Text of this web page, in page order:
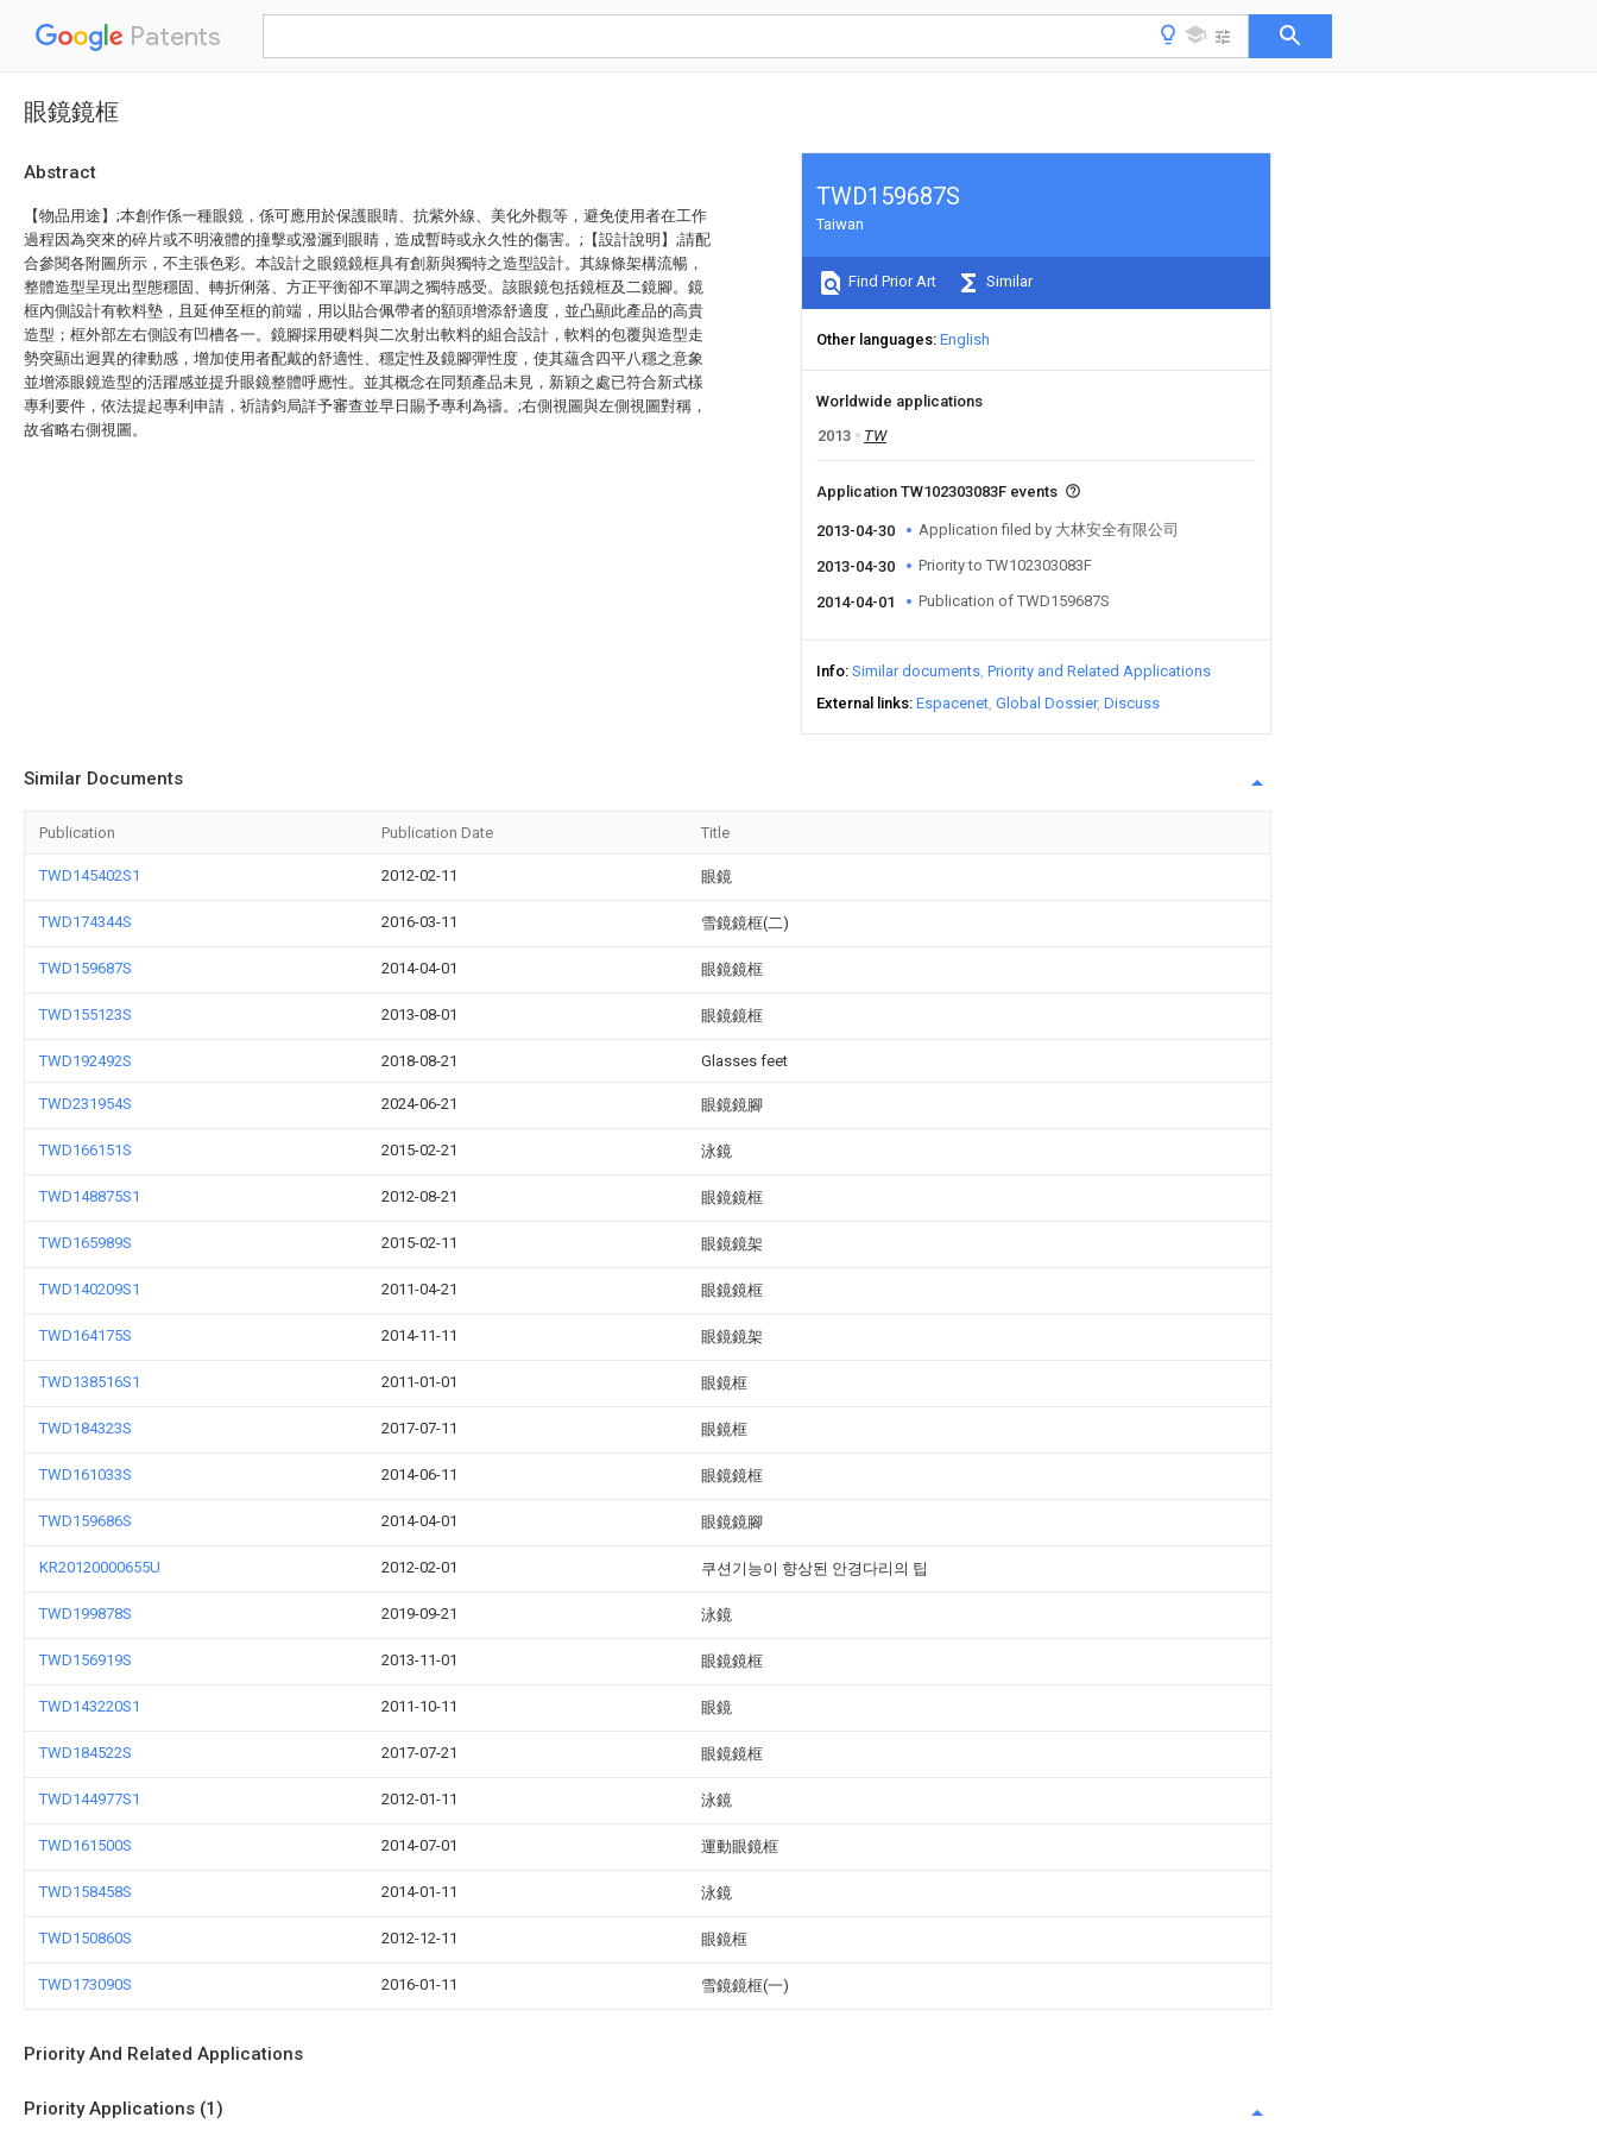
Patents
眼鏡鏡框
Abstract
【物品用途】;本創作係一種眼鏡，係可應用於保護眼睛、抗紫外線、美化外觀等，避免使用者在工作
過程因為突來的碎片或不明液體的撞擊或潑灑到眼睛，造成暫時或永久性的傷害。;【設計說明】;請配
合參閱各附圖所示，不主張色彩。本設計之眼鏡鏡框具有創新與獨特之造型設計。其線條架構流暢，
整體造型呈現出型態穩固、轉折俐落、方正平衡卻不單調之獨特感受。該眼鏡包括鏡框及二鏡腳。鏡
框內側設計有軟料墊，且延伸至框的前端，用以貼合佩帶者的額頭增添舒適度，並凸顯此產品的高貴
造型；框外部左右側設有凹槽各一。鏡腳採用硬料與二次射出軟料的組合設計，軟料的包覆與造型走
勢突顯出迥異的律動感，增加使用者配戴的舒適性、穩定性及鏡腳彈性度，使其蘊含四平八穩之意象
並增添眼鏡造型的活躍感並提升眼鏡整體呼應性。並其概念在同類產品未見，新穎之處已符合新式樣
專利要件，依法提起專利申請，祈請鈞局詳予審查並早日賜予專利為禱。;右側視圖與左側視圖對稱，
故省略右側視圖。
TWD159687S
Taiwan
Find Prior Art Similar
Other languages English
Worldwide applications
2013
TW
Application TW102303083F events
2013-04-30 Application filed by 大林安全有限公司
2013-04-30 Priority to TW102303083F
2014-04-01 Publication of TWD159687S
Info Similar documents Priority and Related Applications
External links Espacenet Global Dossier Discuss
Similar Documents
Publication Publication Date Title
TWD145402S1 2012-02-11 眼鏡
TWD174344S 2016-03-11 雪鏡鏡框(二)
TWD159687S 2014-04-01 眼鏡鏡框
TWD155123S 2013-08-01 眼鏡鏡框
TWD192492S 2018-08-21 Glasses feet
TWD231954S 2024-06-21 眼鏡鏡腳
TWD166151S 2015-02-21 泳鏡
TWD148875S1 2012-08-21 眼鏡鏡框
TWD165989S 2015-02-11 眼鏡鏡架
TWD140209S1 2011-04-21 眼鏡鏡框
TWD164175S 2014-11-11 眼鏡鏡架
TWD138516S1 2011-01-01 眼鏡框
TWD184323S 2017-07-11 眼鏡框
TWD161033S 2014-06-11 眼鏡鏡框
TWD159686S 2014-04-01 眼鏡鏡腳
KR20120000655U 2012-02-01 쿠션기능이 향상된 안경다리의 팁
TWD199878S 2019-09-21 泳鏡
TWD156919S 2013-11-01 眼鏡鏡框
TWD143220S1 2011-10-11 眼鏡
TWD184522S 2017-07-21 眼鏡鏡框
TWD144977S1 2012-01-11 泳鏡
TWD161500S 2014-07-01 運動眼鏡框
TWD158458S 2014-01-11 泳鏡
TWD150860S 2012-12-11 眼鏡框
TWD173090S 2016-01-11 雪鏡鏡框(一)
Priority And Related Applications
Priority Applications (1)